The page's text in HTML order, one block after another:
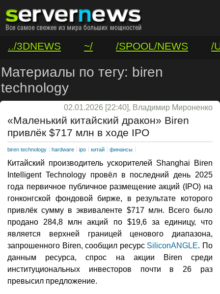
../3DNEWS ~/ /SPOOL/NEWS
/
/VAR/CONTACT
Материалы по тегу: biren
technology
02.01.2026 [22:40], Владимир Мироненко
«Маленький китайский дракон» Biren
привлёк $717 млн в ходе IPO
biren technology hardware ipo китай финансы
Китайский производитель ускорителей Shanghai Biren
Intelligent Technology провёл в последний день 2025
года первичное публичное размещение акций (IPO) на
гонконгской фондовой бирже, в результате которого
привлёк сумму в эквиваленте $717 млн. Всего было
продано 284,8 млн акций по $19,6 за единицу, что
является верхней границей ценового диапазона,
запрошенного Biren, сообщил ресурс SiliconANGLE. По
данным ресурса, спрос на акции Biren среди
институциональных инвесторов почти в 26 раз
превысил предложение.